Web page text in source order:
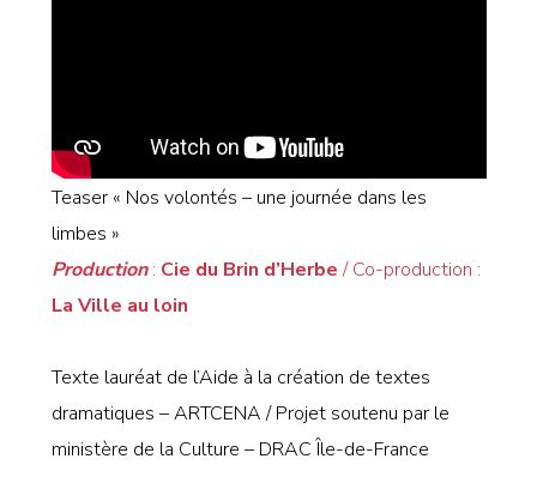
Teaser « Nos volontés – une journée dans les
limbes »
Production: Cie du Brin d’Herbe/ Co-production :
La Ville au loin
Texte lauréat de l’Aide à la création de textes
dramatiques – ARTCENA / Projet soutenu par le
ministère de la Culture – DRAC Île-de-France